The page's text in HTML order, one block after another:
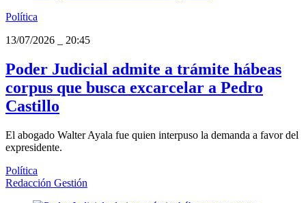
Política
13/07/2026
20:45
Poder Judicial admite a trámite hábeas
corpus que busca excarcelar a Pedro
Castillo
El abogado Walter Ayala fue quien interpuso la demanda a favor del
expresidente.
Política
Redacción Gestión